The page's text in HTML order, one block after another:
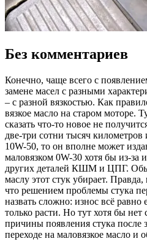
Без комментариев
Конечно, чаще всего с
замене масел с разными
– с разной вязкостью. Как
вязкое масло на старом моторе.
сказать что-то новое не
две-три сотни тысяч
10W-50, то он вполне может
маловязком 0W-30 хотя бы из-за
других деталей КШМ и ЦПГ.
маслу этот стук убирает.
что решением проблемы стука
назвать сложно: износ всё равно
только расти. Но тут хотя бы
причины появления стука после
переходе на маловязкое масло и